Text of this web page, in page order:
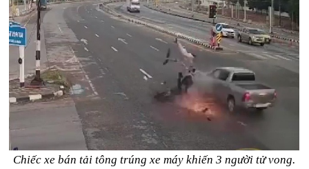
Chiếc xe bán tải tông trúng xe máy khiến 3 người tử vong.